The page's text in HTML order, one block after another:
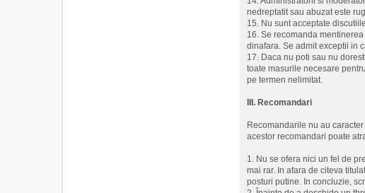
nedreptatit sau abuzat este
15. Nu sunt acceptate
16. Se recomanda
dinafara. Se admit exceptii in
17. Daca nu poti sau nu
toate masurile necesare
pe termen nelimitat.
III. Recomandari
Recomandarile nu au
acestor recomandari poate
1. Nu se ofera nici un fel de
mai rar. In afara de citeva
posturi putine. In concluzie,